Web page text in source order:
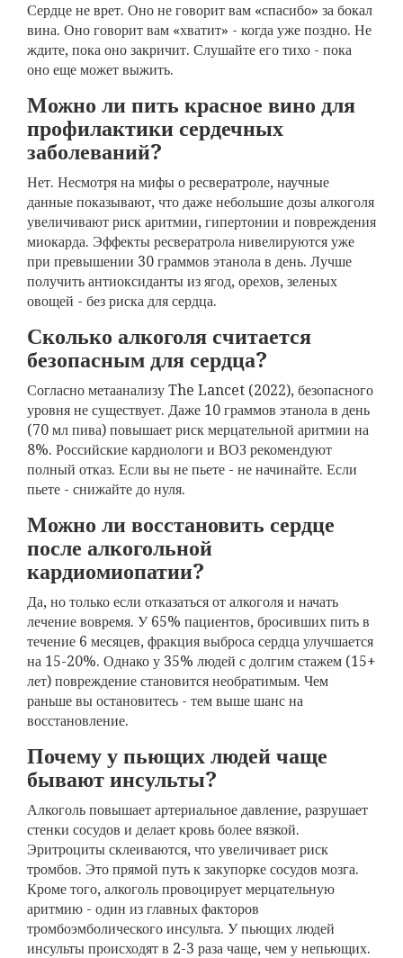
Сердце не врет. Оно не говорит вам «спасибо» за бокал
вина. Оно говорит вам «хватит» - когда уже поздно. Не
ждите, пока оно закричит. Слушайте его тихо - пока
оно еще может выжить.
Можно ли пить красное вино для
профилактики сердечных
заболеваний?
Нет. Несмотря на мифы о ресвератроле, научные
данные показывают, что даже небольшие дозы алкоголя
увеличивают риск аритмии, гипертонии и повреждения
миокарда. Эффекты ресвератрола нивелируются уже
при превышении 30 граммов этанола в день. Лучше
получить антиоксиданты из ягод, орехов, зеленых
овощей - без риска для сердца.
Сколько алкоголя считается
безопасным для сердца?
Согласно метаанализу The Lancet (2022), безопасного
уровня не существует. Даже 10 граммов этанола в день
(70 мл пива) повышает риск мерцательной аритмии на
8%. Российские кардиологи и ВОЗ рекомендуют
полный отказ. Если вы не пьете - не начинайте. Если
пьете - снижайте до нуля.
Можно ли восстановить сердце
после алкогольной
кардиомиопатии?
Да, но только если отказаться от алкоголя и начать
лечение вовремя. У 65% пациентов, бросивших пить в
течение 6 месяцев, фракция выброса сердца улучшается
на 15-20%. Однако у 35% людей с долгим стажем (15+
лет) повреждение становится необратимым. Чем
раньше вы остановитесь - тем выше шанс на
восстановление.
Почему у пьющих людей чаще
бывают инсульты?
Алкоголь повышает артериальное давление, разрушает
стенки сосудов и делает кровь более вязкой.
Эритроциты склеиваются, что увеличивает риск
тромбов. Это прямой путь к закупорке сосудов мозга.
Кроме того, алкоголь провоцирует мерцательную
аритмию - один из главных факторов
тромбоэмболического инсульта. У пьющих людей
инсульты происходят в 2-3 раза чаще, чем у непьющих.